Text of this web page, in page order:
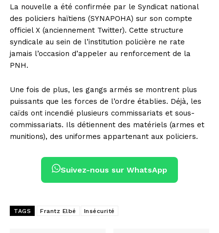
La nouvelle a été confirmée par le Syndicat national
des policiers haïtiens (SYNAPOHA) sur son compte
officiel X (anciennement Twitter). Cette structure
syndicale au sein de l’institution policière ne rate
jamais l’occasion d’appeler au renforcement de la
PNH.
Une fois de plus, les gangs armés se montrent plus
puissants que les forces de l’ordre établies. Déjà, les
caïds ont incendié plusieurs commissariats et sous-
commissariats. Ils détiennent des matériels (armes et
munitions), des uniformes appartenant aux policiers.
Suivez-nous sur WhatsApp
TAGS Frantz Elbé Insécurité